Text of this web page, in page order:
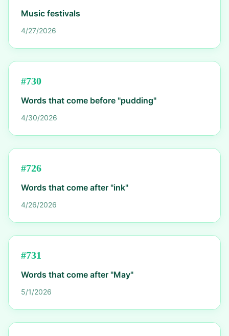
Music festivals
4/27/2026
#730
Words that come before "pudding"
4/30/2026
#726
Words that come after "ink"
4/26/2026
#731
Words that come after "May"
5/1/2026